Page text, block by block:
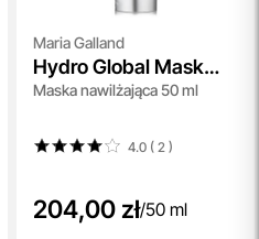
Maria Galland
Hydro Global Mask
(280)
Maska nawilżająca 50 ml
4.0 ( 2 )
204,00 zł/50 ml